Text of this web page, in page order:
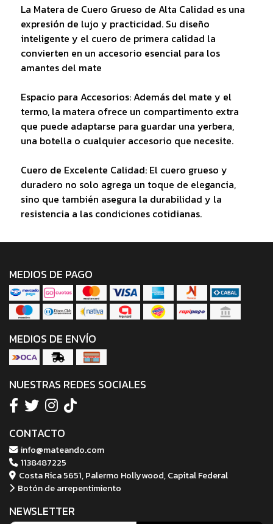
La Matera de Cuero Grueso de Alta Calidad es una
expresión de lujo y practicidad. Su diseño
inteligente y el cuero de primera calidad la
convierten en un accesorio esencial para los
amantes del mate
Espacio para Accesorios: Además del mate y el
termo, la matera ofrece un compartimento extra
que puede adaptarse para guardar una yerbera,
una botella o cualquier accesorio que necesite.
Cuero de Excelente Calidad: El cuero grueso y
duradero no solo agrega un toque de elegancia,
sino que también asegura la durabilidad y la
resistencia a las condiciones cotidianas.
MEDIOS DE PAGO
MEDIOS DE ENVÍO
NUESTRAS REDES SOCIALES
CONTACTO
info@mateando.com
1138487225
Costa Rica 5651, Palermo Hollywood, Capital Federal
Botón de arrepentimiento
NEWSLETTER